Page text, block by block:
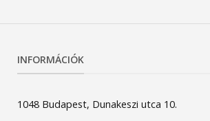
INFORMÁCIÓK
1048 Budapest, Dunakeszi utca 10.